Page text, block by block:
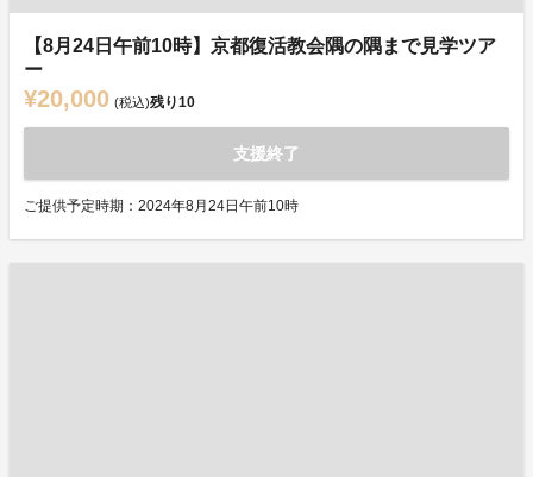
【8月24日午前10時】京都復活教会隅の隅まで見学ツア
ー
¥20,000 (税込)残り10
支援終了
ご提供予定時期：2024年8月24日午前10時